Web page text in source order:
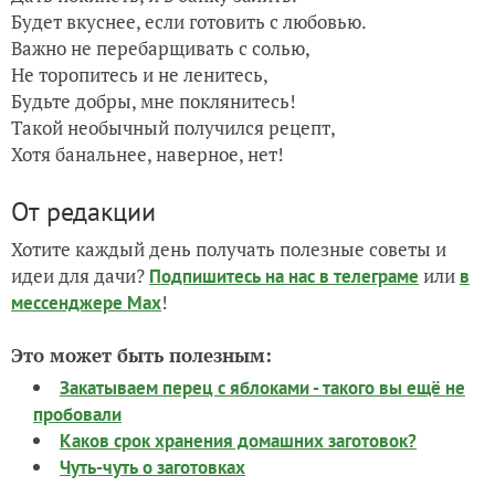
Будет вкуснее, если готовить с любовью.
Важно не перебарщивать с солью,
Не торопитесь и не ленитесь,
Будьте добры, мне поклянитесь!
Такой необычный получился рецепт,
Хотя банальнее, наверное, нет!
От редакции
Хотите каждый день получать полезные советы и
идеи для дачи? Подпишитесь на нас в телеграме или в
мессенджере Max!
Это может быть полезным:
Закатываем перец с яблоками - такого вы ещё не
пробовали
Каков срок хранения домашних заготовок?
Чуть-чуть о заготовках